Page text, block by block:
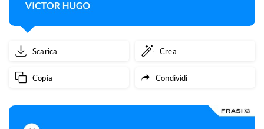
Scarica Crea
Copia Condividi